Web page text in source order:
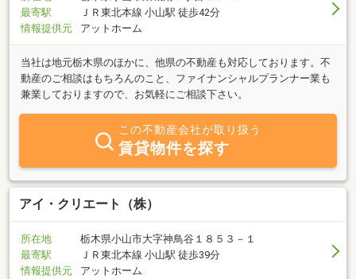
最寄駅
ＪＲ東北本線 小山駅 徒歩42分
情報提供元
アットホーム
当社は地元栃木県のほかに、他県の不動産も対応しております。不
動産のご相談はもちろんのこと、ファイナンシャルプランナー業も
兼業しておりますので、お気軽にご相談下さい。
この不動産会社が取り扱う
賃貸物件を探す
アイ・クリエート（株）
所在地
栃木県小山市大字神鳥谷１８５３－１
最寄駅
ＪＲ東北本線 小山駅 徒歩39分
情報提供元
アットホーム